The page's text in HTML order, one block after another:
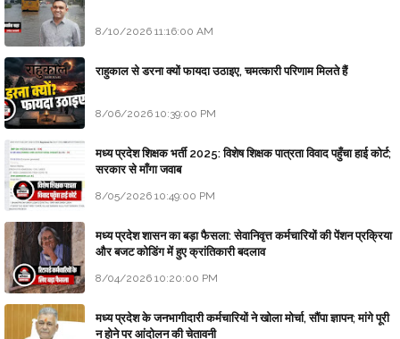
8/10/2026 11:16:00 AM
राहुकाल से डरना क्यों फायदा उठाइए, चमत्कारी परिणाम मिलते हैं
8/06/2026 10:39:00 PM
मध्य प्रदेश शिक्षक भर्ती 2025: विशेष शिक्षक पात्रता विवाद पहुँचा हाई कोर्ट;
सरकार से माँगा जवाब
8/05/2026 10:49:00 PM
मध्य प्रदेश शासन का बड़ा फैसला: सेवानिवृत्त कर्मचारियों की पेंशन प्रक्रिया
और बजट कोडिंग में हुए क्रांतिकारी बदलाव
8/04/2026 10:20:00 PM
मध्य प्रदेश के जनभागीदारी कर्मचारियों ने खोला मोर्चा, सौंपा ज्ञापन; मांगे पूरी
न होने पर आंदोलन की चेतावनी